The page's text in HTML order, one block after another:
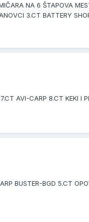
NA 6 ŠTAPOVA
3.CT BATTERY
AVI-CARP 8.CT KEKI I
BUSTER-BGD 5.CT